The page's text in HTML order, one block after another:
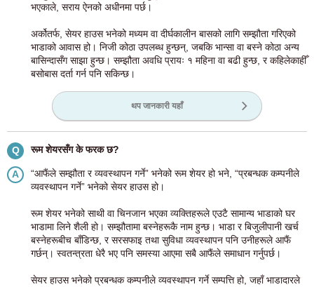
भएकाले, सराय ऐनको अधीनमा पर्छ।
अर्कोतर्फ, सेयर हाउस भनेको मध्यम वा दीर्घकालीन बासको लागि सम्झौता गरिएको
भाडाको आवास हो। निजी कोठा उपलब्ध हुन्छन्, जबकि भान्सा वा बस्ने कोठा अन्य
बासिन्दासँग साझा हुन्छ। सम्झौता अवधि प्रायः १ महिना वा बढी हुन्छ, र कहिलेकाहीँ
बसोबास दर्ता गर्न पनि सकिन्छ।
थप जानकारी यहाँ
Q रूम शेयरसँग के फरक छ?
A
“आफैंले सम्झौता र व्यवस्थापन गर्ने” भनेको रूम शेयर हो भने, “प्रबन्धक कम्पनीले
व्यवस्थापन गर्ने” भनेको सेयर हाउस हो।
रूम शेयर भनेको साथी वा चिनजान भएका व्यक्तिहरूले एउटै सामान्य भाडाको घर
भाडामा लिने शैली हो। सम्झौतामा बस्नेहरूकै नाम हुन्छ। भाडा र बिजुलीपानी खर्च
बस्नेहरूबीच बाँडिन्छ, र सरसफाइ तथा सुविधा व्यवस्थापन पनि उनीहरूले आफैं
गर्छन्। स्वतन्त्रता धेरै भए पनि समस्या आएमा सबै आफैंले समाधान गर्नुपर्छ।
सेयर हाउस भनेको प्रबन्धक कम्पनीले व्यवस्थापन गर्ने सम्पत्ति हो, जहाँ भाडादारले